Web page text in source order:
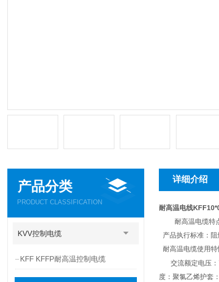
产品分类
PRODUCT CLASSIFICATION
KVV控制电缆
KFF KFFP耐高温控制电缆
详细介绍
耐高温电线
耐高温电缆特
产品执行标准：阻
耐高温电缆使用特
交流额定电压
度：聚氯乙烯护套